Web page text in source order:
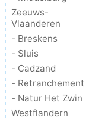
Zeeuws-
Vlaanderen
- Breskens
- Sluis
- Cadzand
- Retranchement
- Natur Het Zwin
Westflandern